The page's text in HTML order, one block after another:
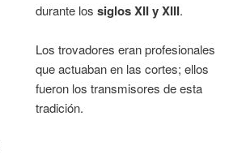
durante los siglos XII y XIII.
Los trovadores eran profesionales
que actuaban en las cortes; ellos
fueron los transmisores de esta
tradición.